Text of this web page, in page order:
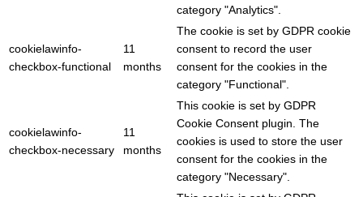
category "Analytics".
cookielawinfo-
checkbox-functional
11
months
The cookie is set by GDPR cookie
consent to record the user
consent for the cookies in the
category "Functional".
cookielawinfo-
checkbox-necessary
11
months
This cookie is set by GDPR
Cookie Consent plugin. The
cookies is used to store the user
consent for the cookies in the
category "Necessary".